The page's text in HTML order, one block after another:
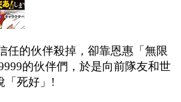
任的伙伴殺掉，卻靠恩惠「無限
的伙伴們，於是向前隊友和世
「死好」!